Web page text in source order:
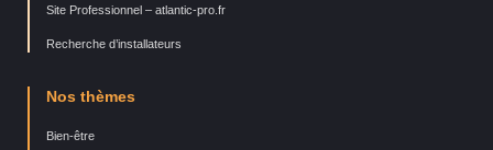
Site Professionnel – atlantic-pro.fr
Recherche d’installateurs
Nos thèmes
Bien-être